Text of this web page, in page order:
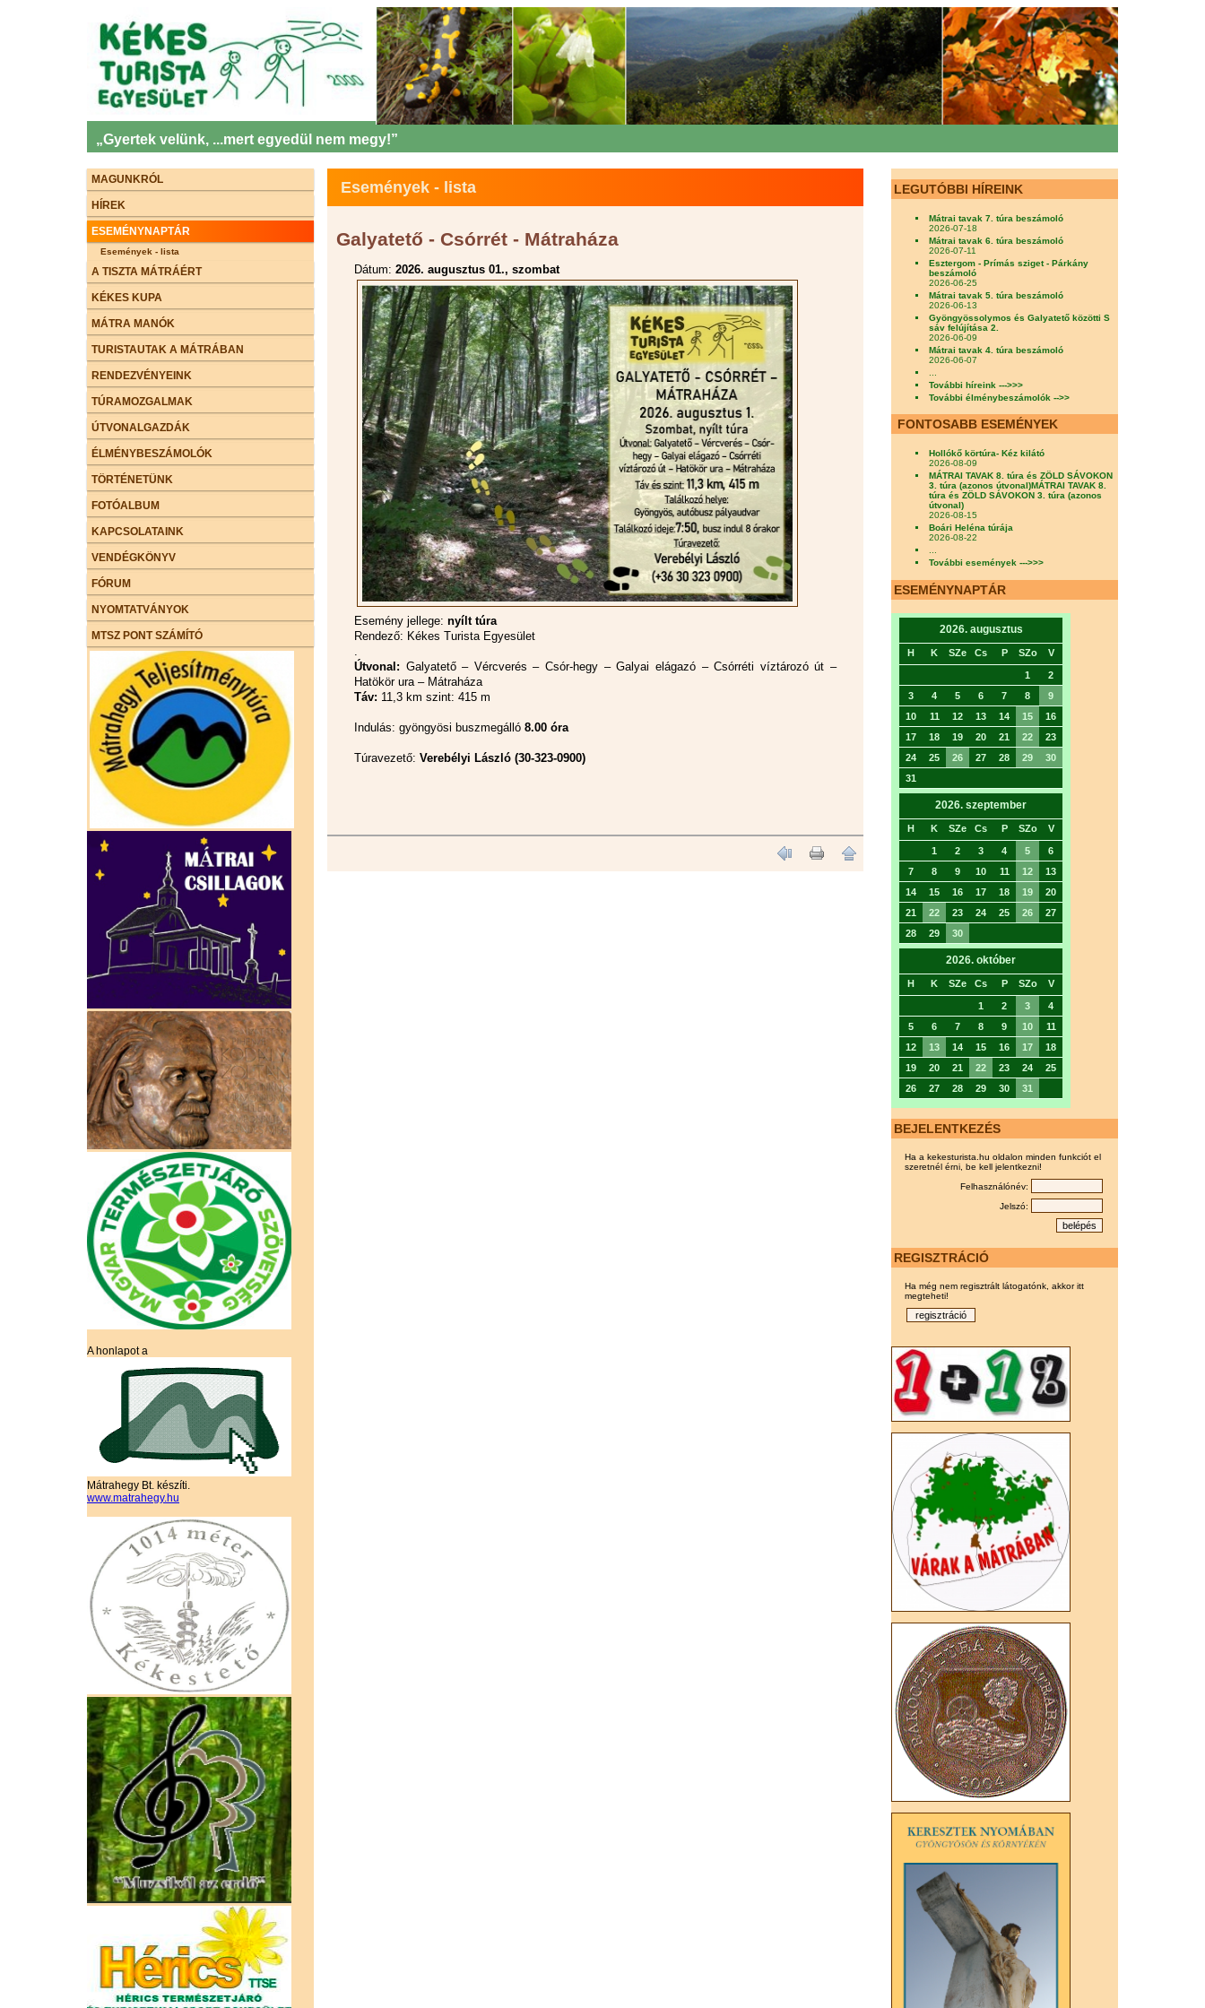
„Gyertek velünk, ...mert egyedül nem megy!”
MAGUNKRÓL
HÍREK
ESEMÉNYNAPTÁR
Események - lista
A TISZTA MÁTRÁÉRT
KÉKES KUPA
MÁTRA MANÓK
TURISTAUTAK A MÁTRÁBAN
RENDEZVÉNYEINK
TÚRAMOZGALMAK
ÚTVONALGAZDÁK
ÉLMÉNYBESZÁMOLÓK
TÖRTÉNETÜNK
FOTÓALBUM
KAPCSOLATAINK
VENDÉGKÖNYV
FÓRUM
NYOMTATVÁNYOK
MTSZ PONT SZÁMÍTÓ
A honlapot a
Mátrahegy Bt. készíti.
www.matrahegy.hu
Események - lista
Galyatető - Csórrét - Mátraháza
Dátum: 2026. augusztus 01., szombat
Esemény jellege: nyílt túra
Rendező: Kékes Turista Egyesület
.
Útvonal: Galyatető – Vércverés – Csór-hegy – Galyai elágazó – Csórréti víztározó út –
Hatökör ura – Mátraháza
Táv: 11,3 km szint: 415 m
Indulás: gyöngyösi buszmegálló 8.00 óra
Túravezető: Verebélyi László (30-323-0900)
LEGUTÓBBI HÍREINK
Mátrai tavak 7. túra beszámoló
2026-07-18
Mátrai tavak 6. túra beszámoló
2026-07-11
Esztergom - Prímás sziget - Párkány
beszámoló
2026-06-25
Mátrai tavak 5. túra beszámoló
2026-06-13
Gyöngyössolymos és Galyatető közötti S
sáv felújítása 2.
2026-06-09
Mátrai tavak 4. túra beszámoló
2026-06-07
További híreink --->>>
További élménybeszámolók -->>
FONTOSABB ESEMÉNYEK
Hollókő körtúra- Kéz kilátó
2026-08-09
MÁTRAI TAVAK 8. túra és ZÖLD SÁVOKON
3. túra (azonos útvonal)MÁTRAI TAVAK 8.
túra és ZÖLD SÁVOKON 3. túra (azonos
útvonal)
2026-08-15
Boári Heléna túrája
2026-08-22
...
További események --->>>
ESEMÉNYNAPTÁR
2026. augusztus
H K SZe Cs P SZo V
1
2
3
4 5 6 7 8
9
10
11 12 13 14 15
16
17
18 19 20 21 22
23
24
25 26 27 28 29
30
31
2026. szeptember
H K SZe Cs P SZo V
1 2 3 4 5
6
7
8 9 10 11 12
13
14
15 16 17 18 19
20
21
22 23 24 25 26
27
28
29 30
2026. október
H K SZe Cs P SZo V
1 2 3
4
5
6 7 8 9 10
11
12
13 14 15 16 17
18
19
20 21 22 23 24
25
26
27 28 29 30 31
BEJELENTKEZÉS
Ha a kekesturista.hu oldalon minden funkciót el
szeretnél érni, be kell jelentkezni!
Felhasználónév:
Jelszó:
REGISZTRÁCIÓ
Ha még nem regisztrált látogatónk, akkor itt
megteheti!